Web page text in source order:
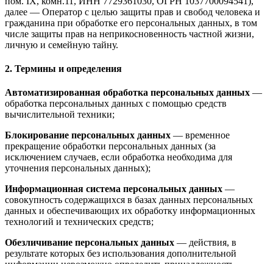
далее — Оператор с целью защиты прав и свобод человека и
гражданина при обработке его персональных данных, в том
числе защиты прав на неприкосновенность частной жизни,
личную и семейную тайну.
2. Термины и определения
Автоматизированная обработка персональных данных —
обработка персональных данных с помощью средств
вычислительной техники;
Блокирование персональных данных — временное
прекращение обработки персональных данных (за
исключением случаев, если обработка необходима для
уточнения персональных данных);
Информационная система персональных данных —
совокупность содержащихся в базах данных персональных
данных и обеспечивающих их обработку информационных
технологий и технических средств;
Обезличивание персональных данных — действия, в
результате которых без использования дополнительной